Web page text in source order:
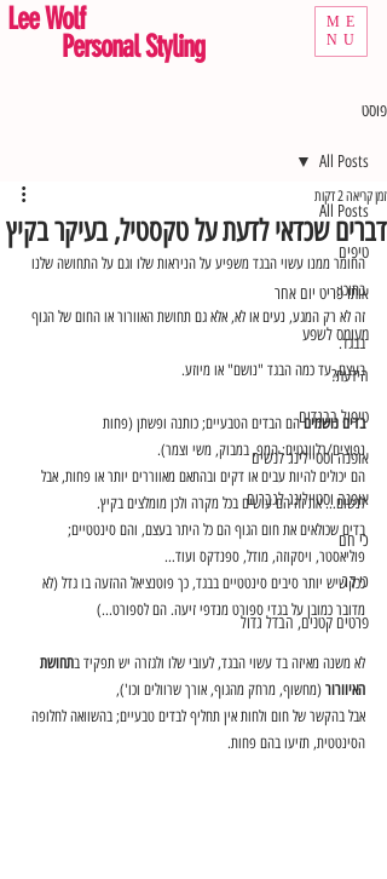
Lee Wolf
Personal Styling
ME
NU
פוסט
All Posts
טיפים
אותו פריט יום אחר
מעומס לשפע
הידעת?
טיפול בבגדים
אופנה וסטיילינג לנשים
אופנה וסטיילינג לגברים
כי חם
כי קר
פרטים קטנים, הבדל גדול
All Posts
דברים שכדאי לדעת על טקסטיל, בעיקר בקיץ
זמן קריאה 2 דקות
החומר ממנו עשוי הבגד משפיע על הניראות שלו וגם על התחושה שלנו
בתוכו;
זה לא רק המגע, נעים או לא, אלא גם תחושת האוורור או החום של הגוף
בבגד.
בעצם, עד כמה הבגד "נושם" או מיוזע.
בדים נושמים הם הבדים הטבעיים; כותנה ופשתן (פחות
נפוצים/רלוונטים: המפ, במבוק, משי וצמר).
הם יכולים להיות עבים או דקים ובהתאם מאווררים יותר או פחות, אבל
לנשום… את זה הם עושים בכל מקרה ולכן מומלצים בקיץ.
בדים שכולאים את חום הגוף הם כל היתר בעצם, והם סינטטיים;
פוליאסטר, ויסקוזה, מודל, ספנדקס ועוד…
ככל שיש יותר סיבים סינטטיים בבגד, כך פוטנציאל ההזעה בו גדל (לא
מדובר כמובן על בגדי ספורט מנדפי זיעה. הם לספורט...)
לא משנה מאיזה בד עשוי הבגד, לעובי שלו ולגזרה יש תפקיד בתחושת
האיוורור (מחשוף, מרחק מהגוף, אורך שרוולים וכו'),
אבל בהקשר של חום ולחות אין תחליף לבדים טבעיים; בהשוואה לחלופה
הסינטטית, תזיעו בהם פחות.